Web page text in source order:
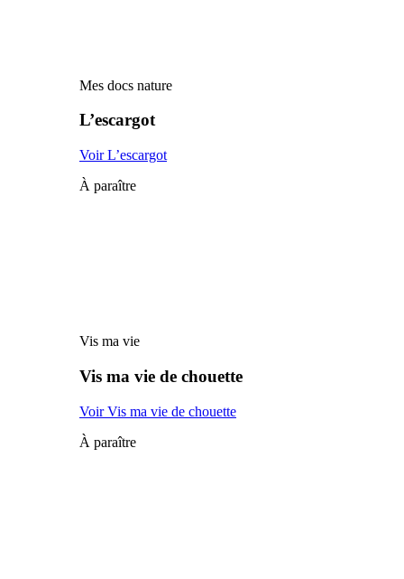
Mes docs nature
L’escargot
Voir L’escargot
À paraître
Vis ma vie
Vis ma vie de chouette
Voir Vis ma vie de chouette
À paraître